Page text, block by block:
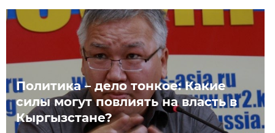
Политика – дело тонкое: Какие
силы могут повлиять на власть в
Кыргызстане?